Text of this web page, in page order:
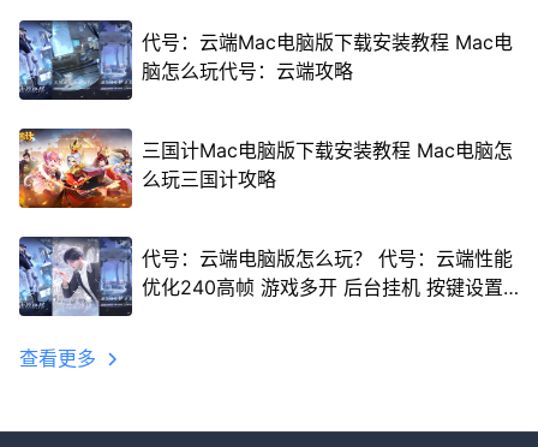
代号：云端Mac电脑版下载安装教程 Mac电
脑怎么玩代号：云端攻略
三国计Mac电脑版下载安装教程 Mac电脑怎
么玩三国计攻略
代号：云端电脑版怎么玩？ 代号：云端性能
优化240高帧 游戏多开 后台挂机 按键设置
查看更多